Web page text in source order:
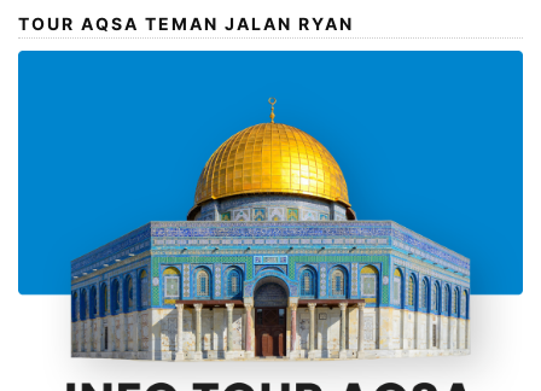
TOUR AQSA TEMAN JALAN RYAN